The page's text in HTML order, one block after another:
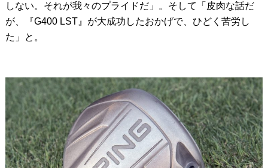
しない。それが我々のプライドだ」。そして「皮肉な話だ
が、『G400 LST』が大成功したおかげで、ひどく苦労し
た」と。
Editor’s Picks 編集部のおすすめ
Our Team
ABOUT US MyGolfSpyJapanとは？